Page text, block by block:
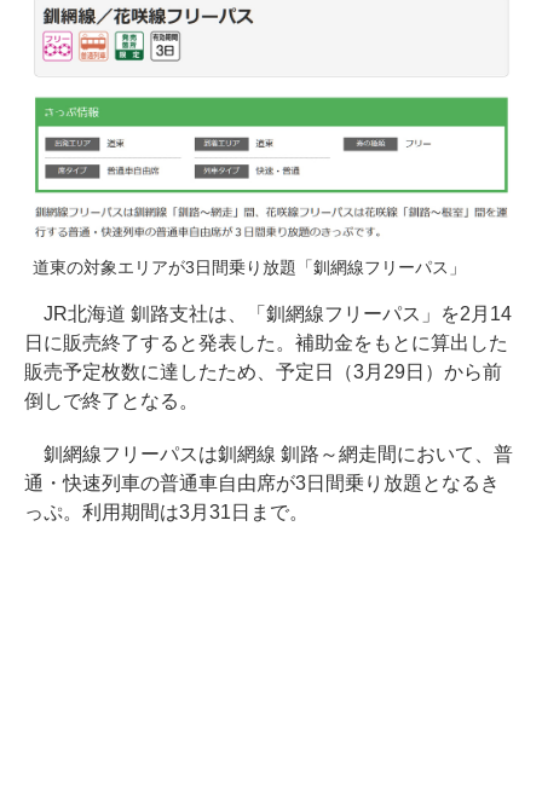
道東の対象エリアが3日間乗り放題「釧網線フリーパス」
JR北海道 釧路支社は、「釧網線フリーパス」を2月14
日に販売終了すると発表した。補助金をもとに算出した
販売予定枚数に達したため、予定日（3月29日）から前
倒しで終了となる。
釧網線フリーパスは釧網線 釧路～網走間において、普
通・快速列車の普通車自由席が3日間乗り放題となるき
っぷ。利用期間は3月31日まで。